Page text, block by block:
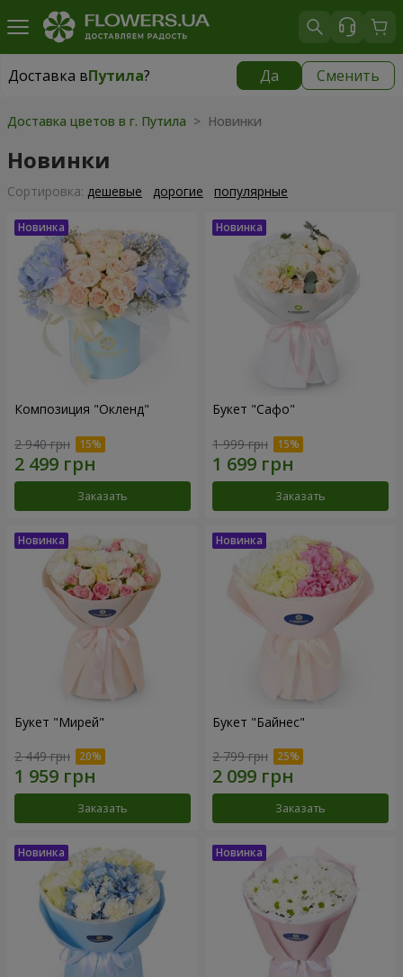
Доставка вПутила? Да Сменить
Доставка вПутила|
Доставка цветов в г. Путила > Новинки
Новинки
Cортировка: дешевые дорогие популярные
Композиция "Окленд"
2 940 грн
Заказать
Букет "Сафо"
1 999 грн
Заказать
Букет "Мирей"
2 449 грн
Заказать
Букет "Байнес"
2 799 грн
Заказать